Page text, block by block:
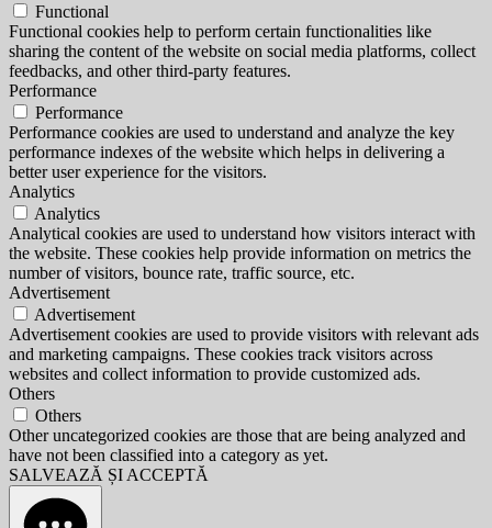
Functional
Functional cookies help to perform certain functionalities like
sharing the content of the website on social media platforms, collect
feedbacks, and other third-party features.
Performance
Performance
Performance cookies are used to understand and analyze the key
performance indexes of the website which helps in delivering a
better user experience for the visitors.
Analytics
Analytics
Analytical cookies are used to understand how visitors interact with
the website. These cookies help provide information on metrics the
number of visitors, bounce rate, traffic source, etc.
Advertisement
Advertisement
Advertisement cookies are used to provide visitors with relevant ads
and marketing campaigns. These cookies track visitors across
websites and collect information to provide customized ads.
Others
Others
Other uncategorized cookies are those that are being analyzed and
have not been classified into a category as yet.
SALVEAZĂ ȘI ACCEPTĂ